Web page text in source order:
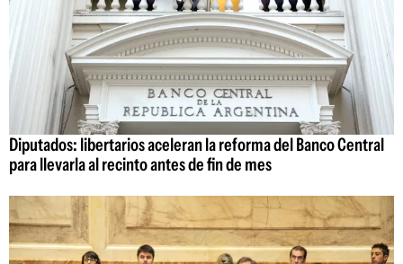
Diputados: libertarios aceleran la reforma del Banco Central
para llevarla al recinto antes de fin de mes